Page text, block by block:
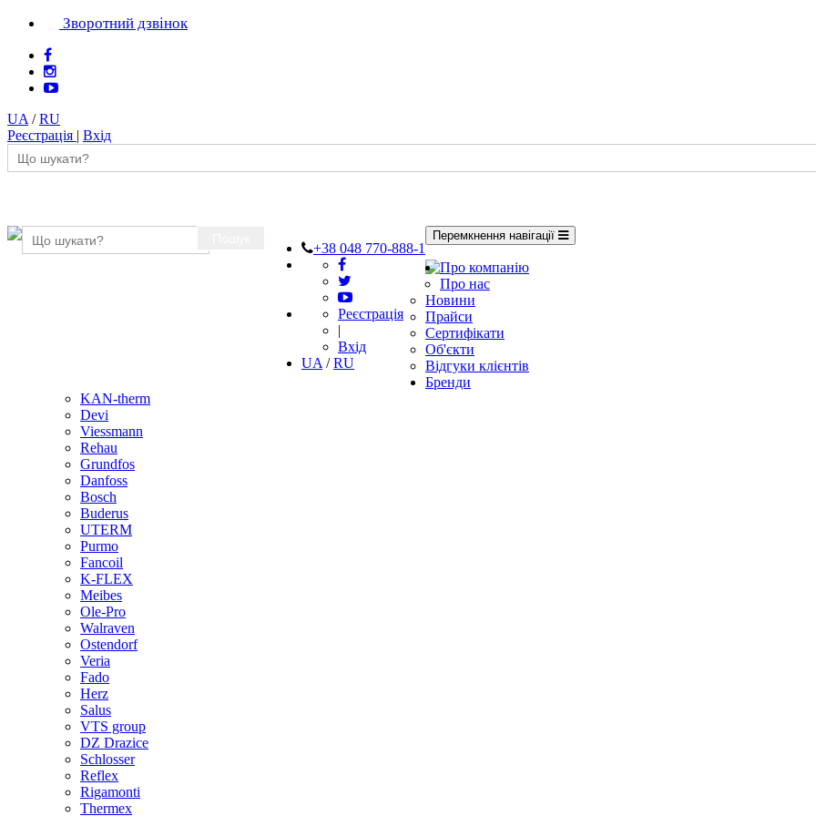
Зворотний дзвінок
UA /RU
Реєстрація | Вхід
+38 048 770-888-1
Реєстрація
|
Вхід
UA /RU
Перемкнення навігації
Про компанію
Про нас
Новини
Прайси
Сертифікати
Об'єкти
Відгуки клієнтів
Бренди
KAN-therm
Devi
Viessmann
Rehau
Grundfos
Danfoss
Bosch
Buderus
UTERM
Purmo
Fancoil
K-FLEX
Meibes
Ole-Pro
Walraven
Ostendorf
Veria
Fado
Herz
Salus
VTS group
DZ Drazice
Schlosser
Reflex
Rigamonti
Thermex